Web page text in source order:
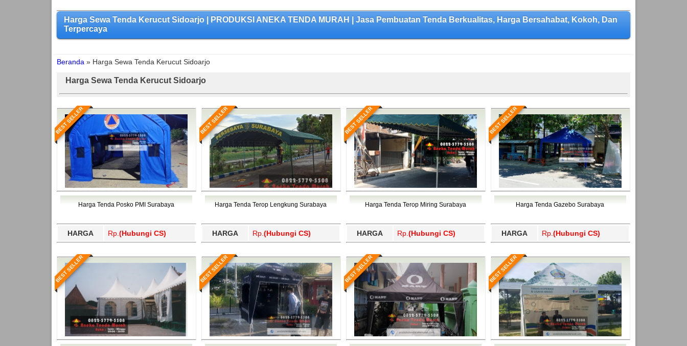
Harga Sewa Tenda Kerucut Sidoarjo | PRODUKSI ANEKA TENDA MURAH | Jasa Pembuatan Tenda Berkualitas, Harga Bersahabat, Kokoh, Dan
Terpercaya
Beranda » Harga Sewa Tenda Kerucut Sidoarjo
Harga Sewa Tenda Kerucut Sidoarjo
BEST SELLER
Harga Tenda Posko PMI Surabaya
HARGA Rp. (Hubungi CS)
BEST SELLER
Harga Tenda Terop Lengkung Surabaya
HARGA Rp. (Hubungi CS)
BEST SELLER
Harga Tenda Terop Miring Surabaya
HARGA Rp. (Hubungi CS)
BEST SELLER
Harga Tenda Gazebo Surabaya
HARGA Rp. (Hubungi CS)
BEST SELLER BEST SELLER BEST SELLER BEST SELLER